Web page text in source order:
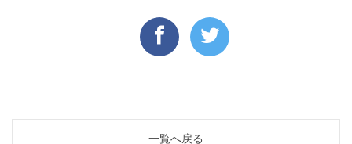
一覧へ戻る